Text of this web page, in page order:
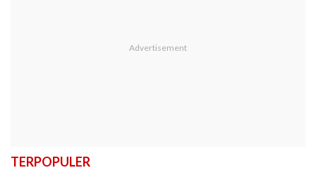
TERPOPULER